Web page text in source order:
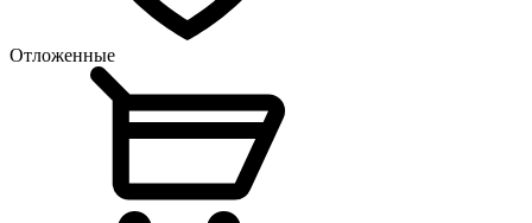
Отложенные